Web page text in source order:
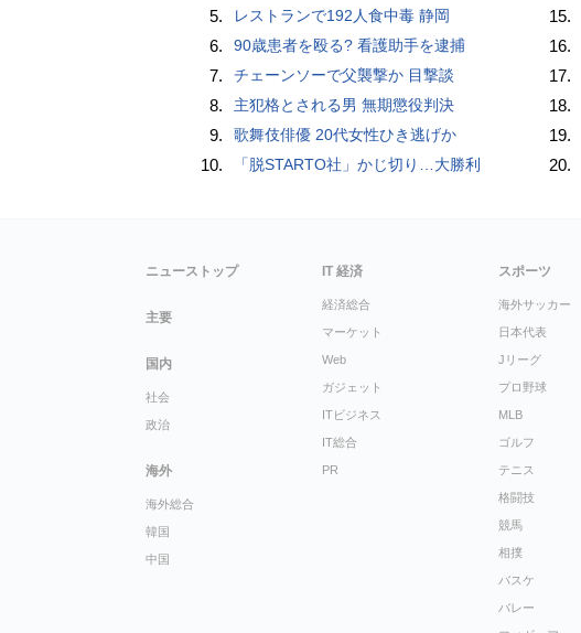
5. レストランで192人食中毒 静岡
6. 90歳患者を殴る? 看護助手を逮捕
7. チェーンソーで父襲撃か 目撃談
8. 主犯格とされる男 無期懲役判決
9. 歌舞伎俳優 20代女性ひき逃げか
10. 「脱STARTO社」かじ切り…大勝利
15.
16.
17.
18.
19.
20.
ニューストップ
主要
国内
社会
政治
海外
海外総合
韓国
中国
IT 経済
経済総合
マーケット
Web
ガジェット
ITビジネス
IT総合
PR
スポーツ
海外サッカー
日本代表
Jリーグ
プロ野球
MLB
ゴルフ
テニス
格闘技
競馬
相撲
バスケ
バレー